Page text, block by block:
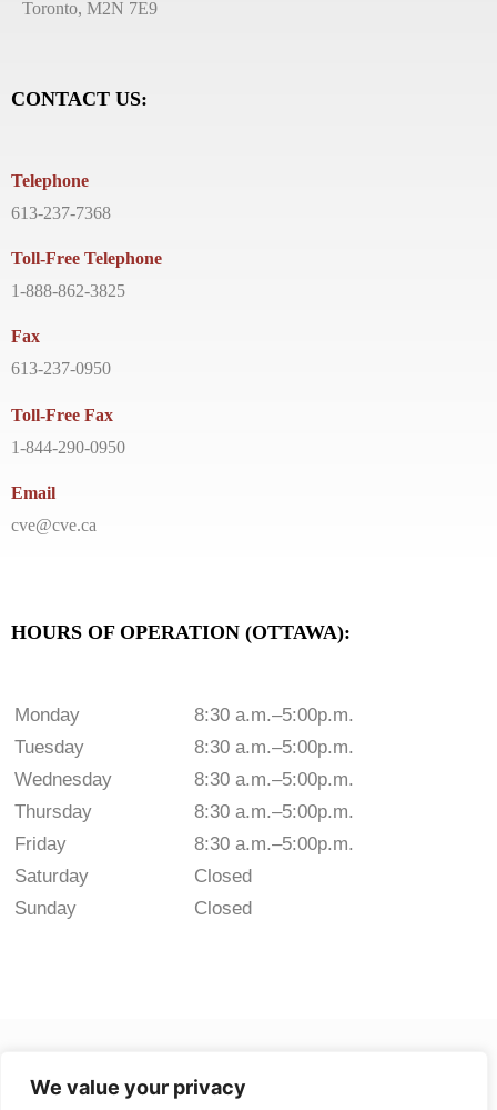
We value your privacy
Toronto, M2N 7E9
CONTACT US:
Telephone
613-237-7368
Toll-Free Telephone
1-888-862-3825
Fax
613-237-0950
Toll-Free Fax
1-844-290-0950
Email
cve@cve.ca
HOURS OF OPERATION (OTTAWA):
Monday
8:30 a.m.–5:00p.m.
Tuesday
8:30 a.m.–5:00p.m.
Wednesday
8:30 a.m.–5:00p.m.
Thursday
8:30 a.m.–5:00p.m.
Friday
8:30 a.m.–5:00p.m.
Saturday
Closed
Sunday
Closed